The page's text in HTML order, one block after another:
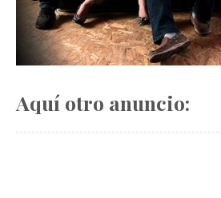
Aquí otro anuncio: